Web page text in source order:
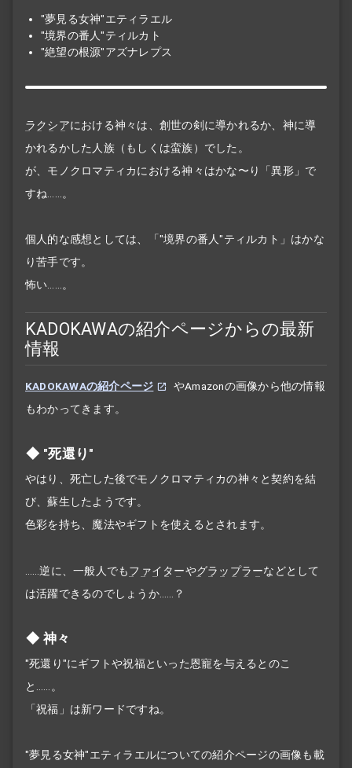
"夢見る女神"エティラエル
"境界の番人"ティルカト
"絶望の根源"アズナレプス
ラクシアにおける神々は、創世の剣に導かれるか、神に導
かれるかした人族（もしくは蛮族）でした。
が、モノクロマティカにおける神々はかな〜り「異形」で
すね……。
個人的な感想としては、「"境界の番人"ティルカト」はかな
り苦手です。
怖い……。
KADOKAWAの紹介ページからの最新
情報
KADOKAWAの紹介ページ
やAmazonの画像から他の情報
もわかってきます。
"死還り"
やはり、死亡した後でモノクロマティカの神々と契約を結
び、蘇生したようです。
色彩を持ち、魔法やギフトを使えるとされます。
……逆に、一般人でもファイターやグラップラーなどとして
は活躍できるのでしょうか……？
神々
"死還り"にギフトや祝福といった恩寵を与えるとのこ
と……。
「祝福」は新ワードですね。
"夢見る女神"エティラエルについての紹介ページの画像も載